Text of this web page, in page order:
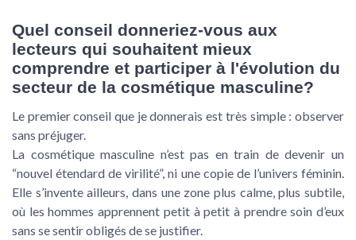
Quel conseil donneriez-vous aux
lecteurs qui souhaitent mieux
comprendre et participer à l'évolution du
secteur de la cosmétique masculine?
Le premier conseil que je donnerais est très simple : observer
sans préjuger.
La cosmétique masculine n’est pas en train de devenir un
“nouvel étendard de virilité”, ni une copie de l’univers féminin.
Elle s’invente ailleurs, dans une zone plus calme, plus subtile,
où les hommes apprennent petit à petit à prendre soin d’eux
sans se sentir obligés de se justifier.